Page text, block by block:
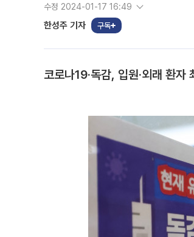
수정 2024-01-17 16:49
한성주 기자 구독
코로나19·독감, 입원·외래 환